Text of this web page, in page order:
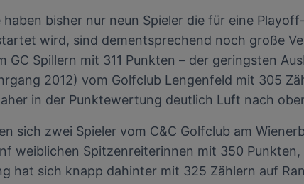
bisher nur neun Spieler die für eine
wird, sind dementsprechend noch große
GC Spillern mit 311 Punkten – der geringsten
2012) vom Golfclub Lengenfeld mit 305
in der Punktewertung deutlich Luft nach
sich zwei Spieler vom C&C Golfclub am
weiblichen Spitzenreiterinnen mit 350
hat sich knapp dahinter mit 325 Zählern auf